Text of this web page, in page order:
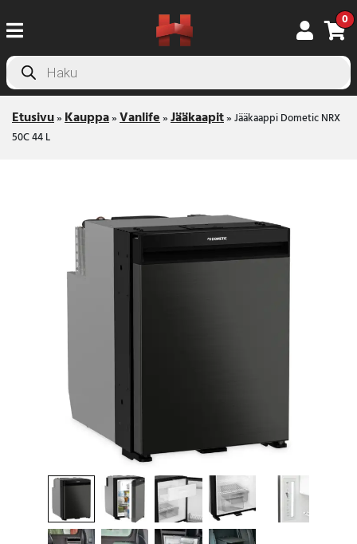
0
Products
search
Etusivu»Kauppa»Vanlife»Jääkaapit»Jääkaappi Dometic NRX
50C 44 L